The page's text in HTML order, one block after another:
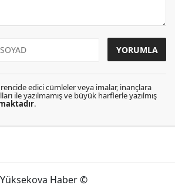
edici cümleler veya imalar, inançlara
ile yazılmamış ve büyük harflerle yazılmış
.
Yüksekova Haber ©